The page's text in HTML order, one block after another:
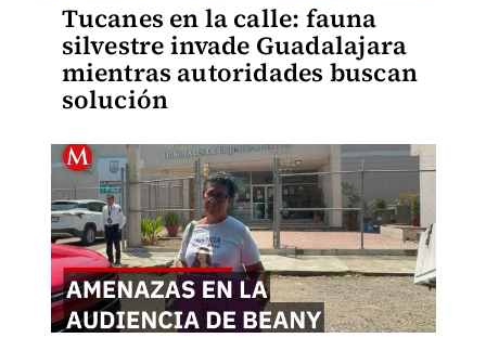
Tucanes en la calle: fauna
silvestre invade Guadalajara
mientras autoridades buscan
solución